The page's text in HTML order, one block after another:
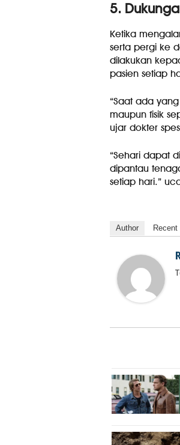
5.
Ketika
serta pergi ke
dilakukan
pasien setiap
“Saat ada
maupun fisik
ujar dokter
“Sehari dapat
dipantau
setiap hari.”
Author